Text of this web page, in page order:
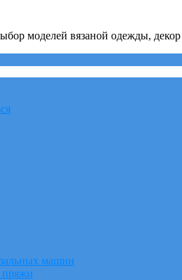
моделей вязаной одежды, декор
машин
пряжи